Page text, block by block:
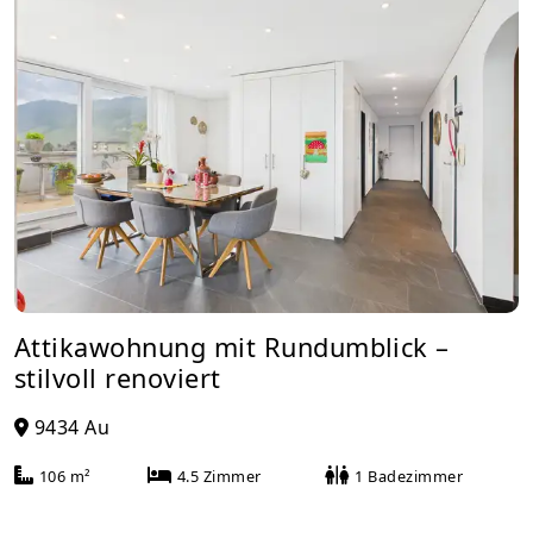
Attikawohnung mit Rundumblick –
stilvoll renoviert
9434 Au
106 m² 4.5 Zimmer 1 Badezimmer